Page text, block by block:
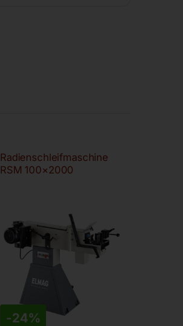
Radienschleifmaschine
RSM 100×2000
-24%